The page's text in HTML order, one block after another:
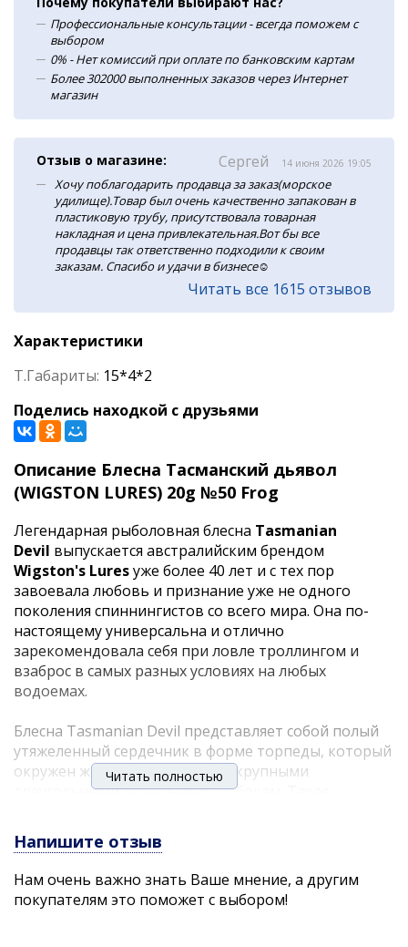
Профессиональные консультации - всегда поможем с
выбором
0% - Нет комиссий при оплате по банковским картам
Более 302000 выполненных заказов через Интернет
магазин
Отзыв о магазине: Сергей 14 июня 2026 19:05
Хочу поблагодарить продавца за заказ(морское
удилище).Товар был очень качественно запакован в
пластиковую трубу, присутствовала товарная
накладная и цена привлекательная.Вот бы все
продавцы так ответственно подходили к своим
заказам. Спасибо и удачи в бизнесе☺️
Читать все 1615 отзывов
Характеристики
Т.Габариты: 15*4*2
Поделись находкой с друзьями
Описание Блесна Тасманский дьявол
(WIGSTON LURES) 20g №50 Frog
Легендарная рыболовная блесна Tasmanian
Devil выпускается австралийским брендом
Wigston's Luresуже более 40 лет и с тех пор
завоевала любовь и признание уже не одного
поколения спиннингистов со всего мира. Она по-
настоящему универсальна и отлично
зарекомендовала себя при ловле троллингом и
взаброс в самых разных условиях на любых
водоемах.
Блесна Tasmanian Devil представляет собой полый
утяжеленный сердечник в форме торпеды, который
окружен жесткой оболочкой с крупными
треугольными «крыльями» по бокам. Такая
непредсказуемой игрой и способностью
эффективно работать при использовании самых
разных техник анимации. В зависимости от
выбранного типа проводки она будет парить
словно осенний листок или метаться из стороны в
Читать полностью
Напишите отзыв
Нам очень важно знать Ваше мнение, а другим
покупателям это поможет с выбором!